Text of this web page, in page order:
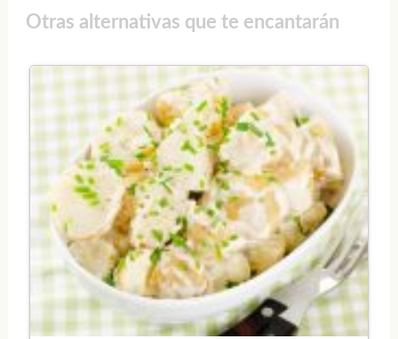
Otras alternativas que te encantarán